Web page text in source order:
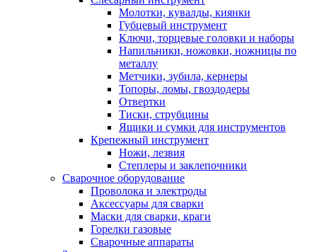
Молотки, кувалды, киянки
Губцевый инструмент
Ключи, торцевые головки и наборы
Напильники, ножовки, ножницы по
металлу
Метчики, зубила, кернеры
Топоры, ломы, гвоздодеры
Отвертки
Тиски, струбцины
Ящики и сумки для инструментов
Крепежный инструмент
Ножи, лезвия
Степлеры и заклепочники
Сварочное оборудование
Проволока и электроды
Аксессуары для сварки
Маски для сварки, краги
Горелки газовые
Сварочные аппараты